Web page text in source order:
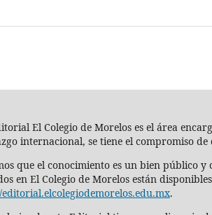
El Colegio de Morelos es el área
internacional, se tiene el compromiso
que el conocimiento es un bien público
en El Colegio de Morelos están
.